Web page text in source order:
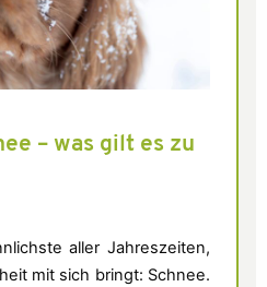
– was gilt es zu
aller Jahreszeiten,
mit sich bringt: Schnee.